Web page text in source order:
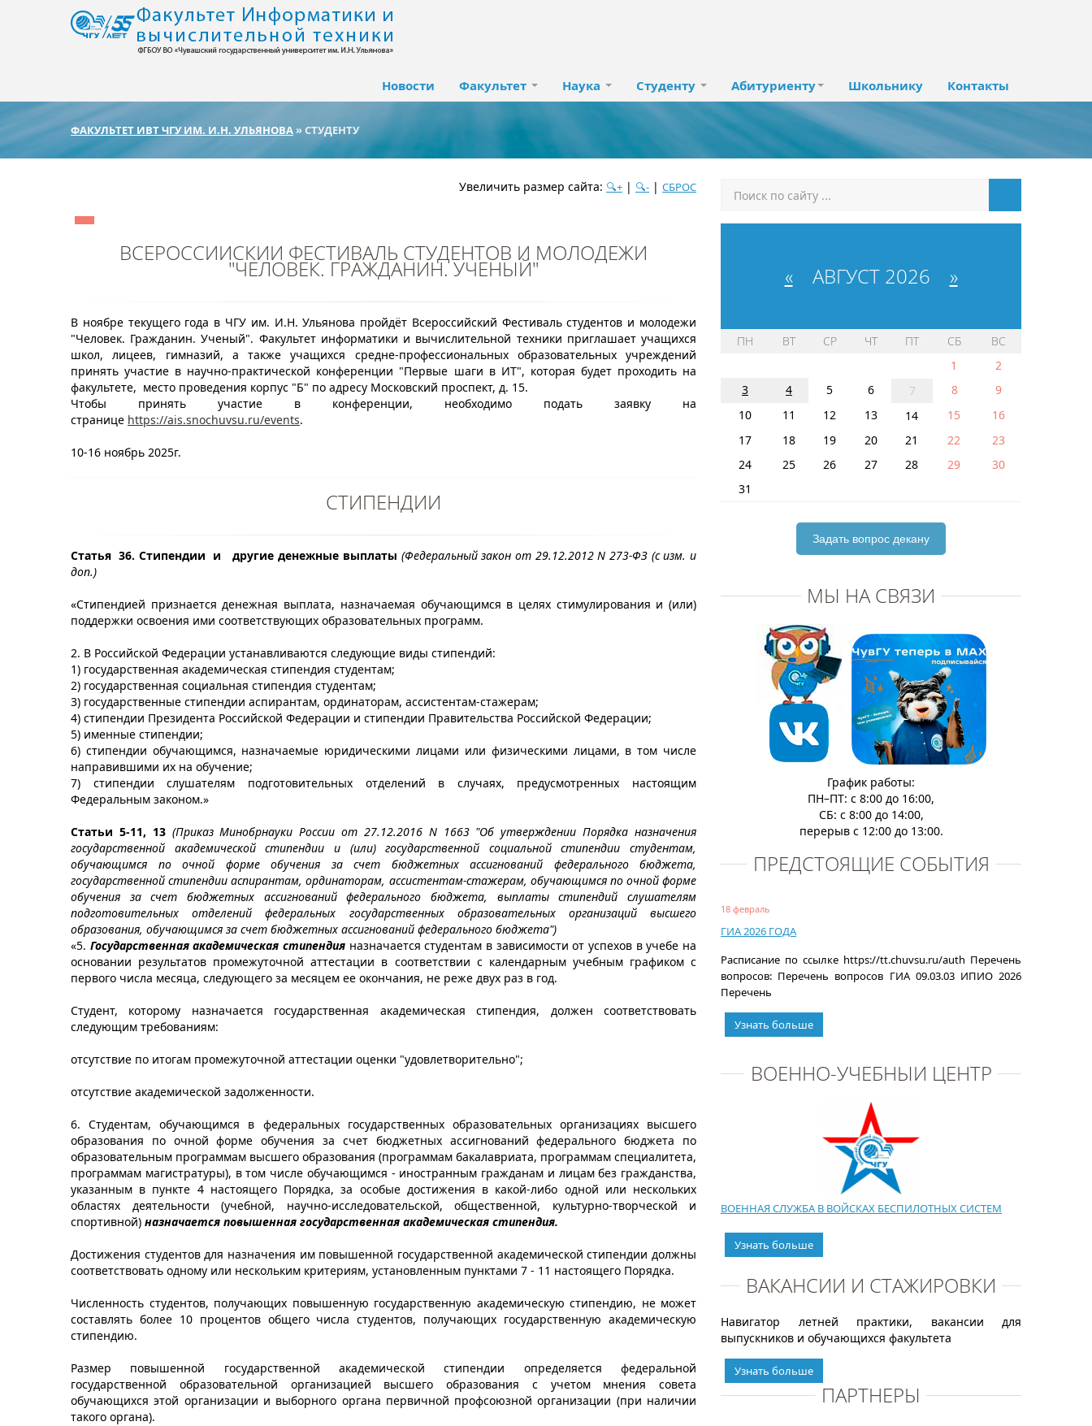
Новости Факультет Наука Студенту Абитуриенту Школьнику Контакты
ФАКУЛЬТЕТ ИВТ ЧГУ ИМ. И.Н. УЛЬЯНОВА» СТУДЕНТУ
Увеличить размер сайта: 🔍+ | 🔍- | СБРОС
популярности
посещаемости алфавиту
ВСЕРОССИЙСКИЙ ФЕСТИВАЛЬ СТУДЕНТОВ И МОЛОДЕЖИ
"ЧЕЛОВЕК. ГРАЖДАНИН. УЧЕНЫЙ"
В ноябре текущего года в ЧГУ им. И.Н. Ульянова пройдёт Всероссийский Фестиваль студентов и молодежи
"Человек. Гражданин. Ученый". Факультет информатики и вычислительной техники приглашает учащихся
школ, лицеев, гимназий, а также учащихся средне-профессиональных образовательных учреждений
принять участие в научно-практической конференции "Первые шаги в ИТ", которая будет проходить на
факультете, место проведения корпус "Б" по адресу Московский проспект, д. 15.
Чтобы принять участие в конференции, необходимо подать заявку на
странице https://ais.snochuvsu.ru/events.
10-16 ноябрь 2025г.
СТИПЕНДИИ
Статья 36. Стипендии и другие денежные выплаты (Федеральный закон от 29.12.2012 N 273-ФЗ (с изм. и
доп.)
«Стипендией признается денежная выплата, назначаемая обучающимся в целях стимулирования и (или)
поддержки освоения ими соответствующих образовательных программ.
2. В Российской Федерации устанавливаются следующие виды стипендий:
1) государственная академическая стипендия студентам;
2) государственная социальная стипендия студентам;
3) государственные стипендии аспирантам, ординаторам, ассистентам-стажерам;
4) стипендии Президента Российской Федерации и стипендии Правительства Российской Федерации;
5) именные стипендии;
6) стипендии обучающимся, назначаемые юридическими лицами или физическими лицами, в том числе
направившими их на обучение;
7) стипендии слушателям подготовительных отделений в случаях, предусмотренных настоящим
Федеральным законом.»
Статьи 5-11, 13 (Приказ Минобрнауки России от 27.12.2016 N 1663 "Об утверждении Порядка назначения
государственной академической стипендии и (или) государственной социальной стипендии студентам,
обучающимся по очной форме обучения за счет бюджетных ассигнований федерального бюджета,
государственной стипендии аспирантам, ординаторам, ассистентам-стажерам, обучающимся по очной форме
обучения за счет бюджетных ассигнований федерального бюджета, выплаты стипендий слушателям
подготовительных отделений федеральных государственных образовательных организаций высшего
образования, обучающимся за счет бюджетных ассигнований федерального бюджета")
«5. Государственная академическая стипендия назначается студентам в зависимости от успехов в учебе на
основании результатов промежуточной аттестации в соответствии с календарным учебным графиком с
первого числа месяца, следующего за месяцем ее окончания, не реже двух раз в год.
Студент, которому назначается государственная академическая стипендия, должен соответствовать
следующим требованиям:
отсутствие по итогам промежуточной аттестации оценки "удовлетворительно";
отсутствие академической задолженности.
6. Студентам, обучающимся в федеральных государственных образовательных организациях высшего
образования по очной форме обучения за счет бюджетных ассигнований федерального бюджета по
образовательным программам высшего образования (программам бакалавриата, программам специалитета,
программам магистратуры), в том числе обучающимся - иностранным гражданам и лицам без гражданства,
указанным в пункте 4 настоящего Порядка, за особые достижения в какой-либо одной или нескольких
областях деятельности (учебной, научно-исследовательской, общественной, культурно-творческой и
спортивной) назначается повышенная государственная академическая стипендия.
Достижения студентов для назначения им повышенной государственной академической стипендии должны
соответствовать одному или нескольким критериям, установленным пунктами 7 - 11 настоящего Порядка.
Численность студентов, получающих повышенную государственную академическую стипендию, не может
составлять более 10 процентов общего числа студентов, получающих государственную академическую
стипендию.
Размер повышенной государственной академической стипендии определяется федеральной
государственной образовательной организацией высшего образования с учетом мнения совета
обучающихся этой организации и выборного органа первичной профсоюзной организации (при наличии
такого органа).
«АВГУСТ 2026 »
ПН ВТ СР ЧТ ПТ СБ
ВС
1
2
3
4 5 6 7 8
9
10
11 12 13 14 15
16
17
18 19 20 21 22
23
24
25 26 27 28 29
30
31
Задать вопрос декану
МЫ НА СВЯЗИ
График работы:
ПН–ПТ: с 8:00 до 16:00,
СБ: с 8:00 до 14:00,
перерыв с 12:00 до 13:00.
ПРЕДСТОЯЩИЕ СОБЫТИЯ
18 февраль
ГИА 2026 ГОДА
Расписание по ссылке https://tt.chuvsu.ru/auth Перечень
вопросов: Перечень вопросов ГИА 09.03.03 ИПИО 2026
Перечень
Узнать больше
ВОЕННО-УЧЕБНЫЙ ЦЕНТР
ВОЕННАЯ СЛУЖБА В ВОЙСКАХ БЕСПИЛОТНЫХ СИСТЕМ
Узнать больше
ВАКАНСИИ И СТАЖИРОВКИ
Навигатор летней практики, вакансии для
выпускников и обучающихся факультета
Узнать больше
ПАРТНЕРЫ